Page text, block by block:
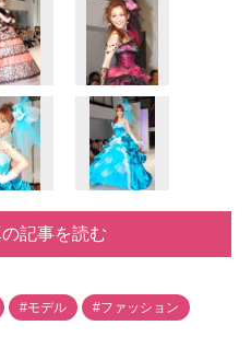
記事を読む
#モデル #ファッション